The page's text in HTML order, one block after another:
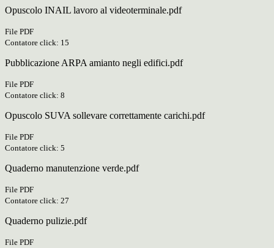
Opuscolo INAIL lavoro al videoterminale.pdf
File PDF
Contatore click: 15
Pubblicazione ARPA amianto negli edifici.pdf
File PDF
Contatore click: 8
Opuscolo SUVA sollevare correttamente carichi.pdf
File PDF
Contatore click: 5
Quaderno manutenzione verde.pdf
File PDF
Contatore click: 27
Quaderno pulizie.pdf
File PDF